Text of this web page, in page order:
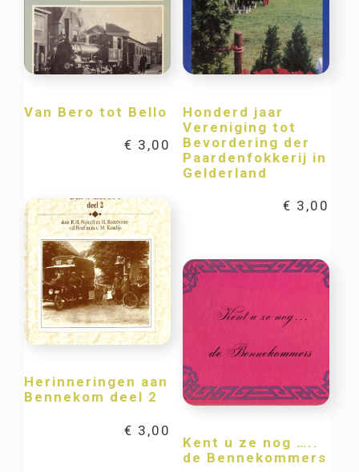
Van Bero tot Bello
€ 3,00
Honderd jaar
Vereniging tot
Bevordering der
Paardenfokkerij in
Gelderland
€ 3,00
Herinneringen aan
Bennekom deel 2
€ 3,00
Kent u ze nog …..
de Bennekommers